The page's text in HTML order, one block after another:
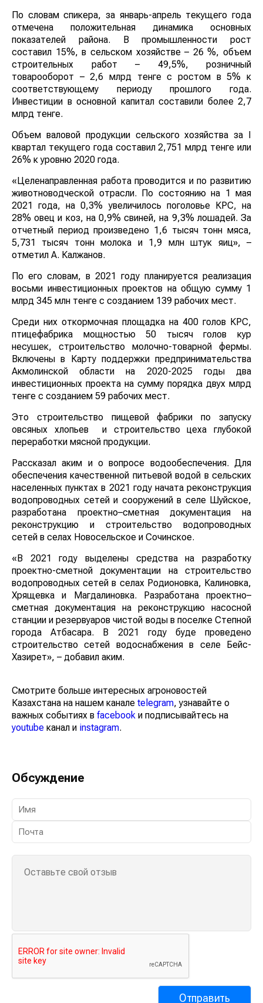
По словам спикера, за январь-апрель текущего года
отмечена положительная динамика основных
показателей района. В промышленности рост
составил 15%, в сельском хозяйстве – 26 %, объем
строительных работ – 49,5%, розничный
товарооборот – 2,6 млрд тенге с ростом в 5% к
соответствующему периоду прошлого года.
Инвестиции в основной капитал составили более 2,7
млрд тенге.
Объем валовой продукции сельского хозяйства за І
квартал текущего года составил 2,751 млрд тенге или
26% к уровню 2020 года.
«Целенаправленная работа проводится и по развитию
животноводческой отрасли. По состоянию на 1 мая
2021 года, на 0,3% увеличилось поголовье КРС, на
28% овец и коз, на 0,9% свиней, на 9,3% лошадей. За
отчетный период произведено 1,6 тысяч тонн мяса,
5,731 тысяч тонн молока и 1,9 млн штук яиц», –
отметил А. Калжанов.
По его словам, в 2021 году планируется реализация
восьми инвестиционных проектов на общую сумму 1
млрд 345 млн тенге с созданием 139 рабочих мест.
Среди них откормочная площадка на 400 голов КРС,
птицефабрика мощностью 50 тысяч голов кур
несушек, строительство молочно-товарной фермы.
Включены в Карту поддержки предпринимательства
Акмолинской области на 2020-2025 годы два
инвестиционных проекта на сумму порядка двух млрд
тенге с созданием 59 рабочих мест.
Это строительство пищевой фабрики по запуску
овсяных хлопьев и строительство цеха глубокой
переработки мясной продукции.
Рассказал аким и о вопросе водообеспечения. Для
обеспечения качественной питьевой водой в сельских
населенных пунктах в 2021 году начата реконструкция
водопроводных сетей и сооружений в селе Шуйское,
разработана проектно–сметная документация на
реконструкцию и строительство водопроводных
сетей в селах Новосельское и Сочинское.
«В 2021 году выделены средства на разработку
проектно-сметной документации на строительство
водопроводных сетей в селах Родионовка, Калиновка,
Хрящевка и Магдалиновка. Разработана проектно–
сметная документация на реконструкцию насосной
станции и резервуаров чистой воды в поселке Степной
города Атбасара. В 2021 году буде проведено
строительство сетей водоснабжения в селе Бейс-
Хазирет», – добавил аким.
Смотрите больше интересных агроновостей
Казахстана на нашем канале telegram, узнавайте о
важных событиях в facebook и подписывайтесь на
youtube канал и instagram.
Обсуждение